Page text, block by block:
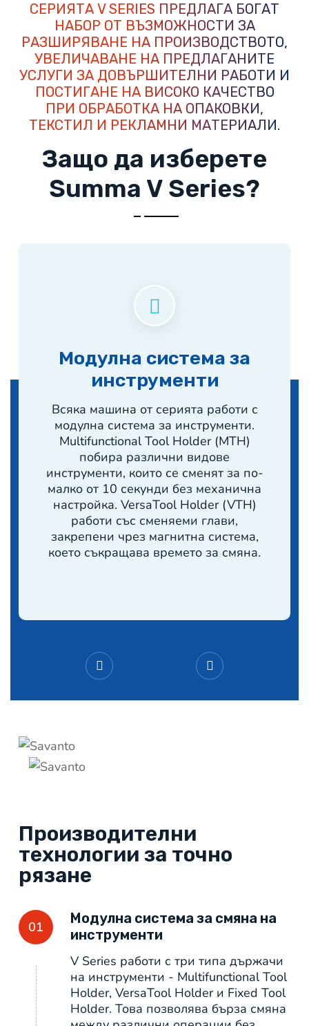
СЕРИЯТА V SERIES ПРЕДЛАГА БОГАТ
НАБОР ОТ ВЪЗМОЖНОСТИ ЗА
РАЗШИРЯВАНЕ НА ПРОИЗВОДСТВОТО,
УВЕЛИЧАВАНЕ НА ПРЕДЛАГАНИТЕ
УСЛУГИ ЗА ДОВЪРШИТЕЛНИ РАБОТИ И
ПОСТИГАНЕ НА ВИСОКО КАЧЕСТВО
ПРИ ОБРАБОТКА НА ОПАКОВКИ,
ТЕКСТИЛ И РЕКЛАМНИ МАТЕРИАЛИ.
Защо да изберете
Summa V Series?
Модулна система за
инструменти
Всяка машина от серията работи с
модулна система за инструменти.
Multifunctional Tool Holder (MTH)
побира различни видове
инструменти, които се сменят за по-
малко от 10 секунди без механична
настройка. VersaTool Holder (VTH)
работи със сменяеми глави,
закрепени чрез магнитна система,
което съкращава времето за смяна.
Производителни
технологии за точно
рязане
01
Модулна система за смяна на
инструменти
V Series работи с три типа държачи
на инструменти - Multifunctional Tool
Holder, VersaTool Holder и Fixed Tool
Holder. Това позволява бърза смяна